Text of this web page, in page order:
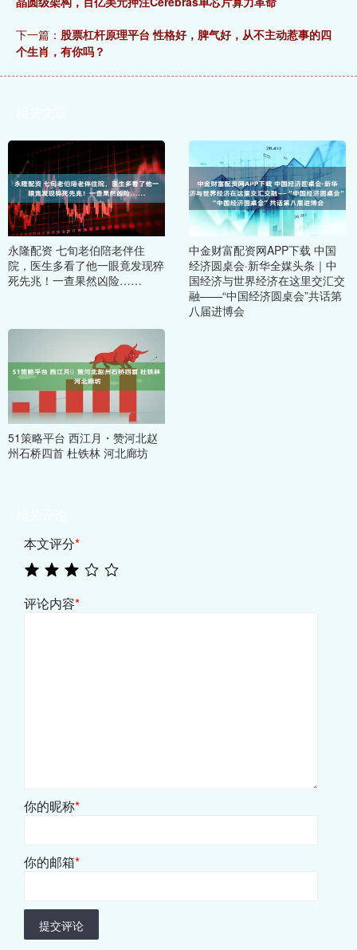
下一篇： 股票杠杆原理平台 性格好，脾气好，从不主动惹事的四
个生肖，有你吗？
永隆配资 七旬老伯陪老伴住
院，医生多看了他一眼竟发现猝
死先兆！一查果然凶险……
中金财富配资网APP下载 中国
经济圆桌会·新华全媒头条｜中
国经济与世界经济在这里交汇交
融——“中国经济圆桌会”共话第
八届进博会
51策略平台 西江月・赞河北赵
州石桥四首 杜铁林 河北廊坊
本文评分*
评论内容*
你的昵称*
你的邮箱*
提交评论